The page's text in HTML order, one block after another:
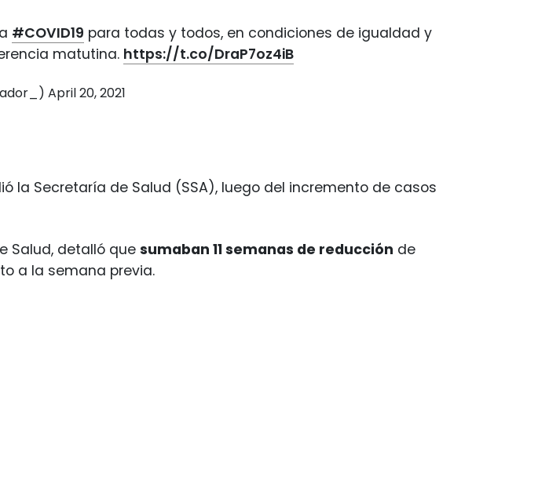
#COVID19 para todas y todos, en condiciones de igualdad y
matutina. https://t.co/DraP7oz4iB
April 20, 2021
la Secretaría de Salud (SSA), luego del incremento de casos
Salud, detalló que sumaban 11 semanas de reducción de
a la semana previa.